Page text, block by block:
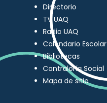
Directorio
TV UAQ
Radio UAQ
Calendario Escolar
Bibliotecas
Contraloría Social
Mapa de sitio